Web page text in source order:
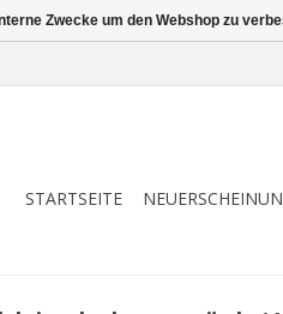
STARTSEITE
Zwecke um den Webshop zu